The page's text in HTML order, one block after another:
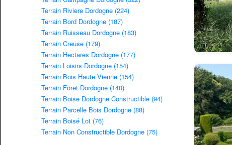
Terrain Riviere Dordogne (224)
Terrain Bord Dordogne (187)
Terrain Ruisseau Dordogne (183)
Terrain Creuse (179)
Terrain Hectares Dordogne (177)
Terrain Loisirs Dordogne (154)
Terrain Bois Haute Vienne (154)
Terrain Foret Dordogne (140)
Terrain Boise Dordogne Constructible (94)
Terrain Parcelle Bois Dordogne (88)
Terrain Boisé Lot (76)
Terrain Non Constructible Dordogne (75)